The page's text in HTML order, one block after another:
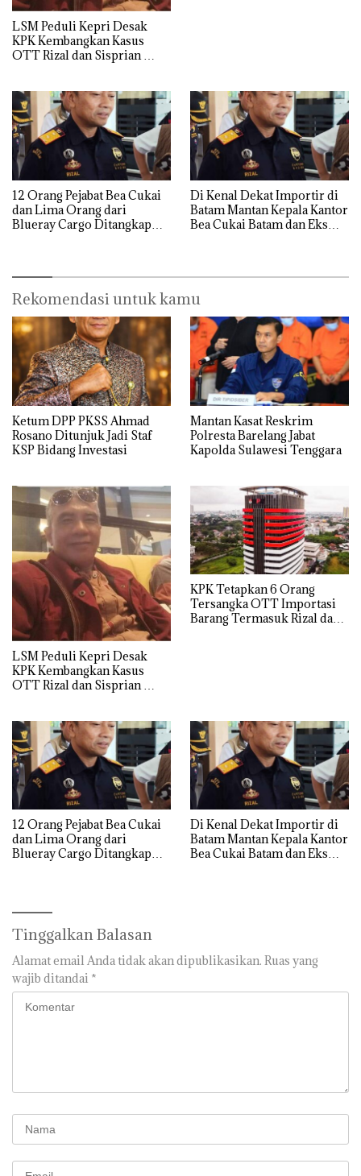
LSM Peduli Kepri Desak
KPK Kembangkan Kasus
OTT Rizal dan Sisprian
12 Orang Pejabat Bea Cukai
dan Lima Orang dari
Blueray Cargo Ditangkap
Di Kenal Dekat Importir di
Batam Mantan Kepala Kantor
Bea Cukai Batam dan Eks
Rekomendasi untuk kamu
Ketum DPP PKSS Ahmad
Rosano Ditunjuk Jadi Staf
KSP Bidang Investasi
Mantan Kasat Reskrim
Polresta Barelang Jabat
Kapolda Sulawesi Tenggara
LSM Peduli Kepri Desak
KPK Kembangkan Kasus
OTT Rizal dan Sisprian
KPK Tetapkan 6 Orang
Tersangka OTT Importasi
Barang Termasuk Rizal dan
12 Orang Pejabat Bea Cukai
dan Lima Orang dari
Blueray Cargo Ditangkap
Di Kenal Dekat Importir di
Batam Mantan Kepala Kantor
Bea Cukai Batam dan Eks
Tinggalkan Balasan
Alamat email Anda tidak akan dipublikasikan. Ruas yang
wajib ditandai *